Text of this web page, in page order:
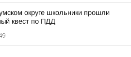
округе школьники прошли
квест по ПДД